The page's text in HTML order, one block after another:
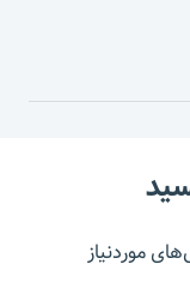
موردنیاز